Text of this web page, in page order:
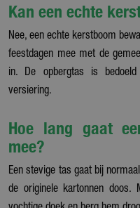
Kan een echte
Nee, een echte kerstboom
feestdagen mee met de
in. De opbergtas is
versiering.
Hoe lang gaat
mee?
Een stevige tas gaat bij
de originele kartonnen